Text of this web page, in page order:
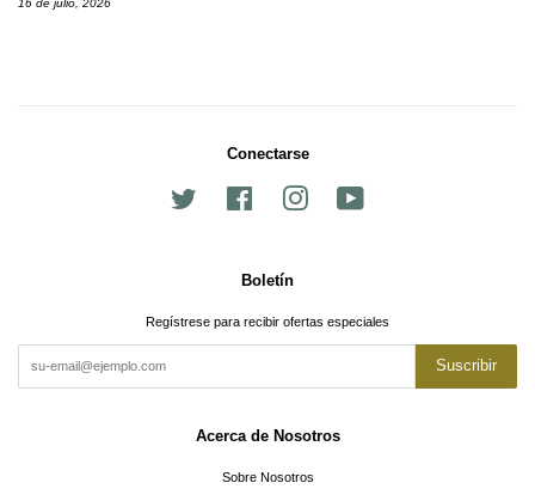
16 de julio, 2026
Conectarse
Facebook Instagram
Boletín
Regístrese para recibir ofertas especiales
Suscribir
Acerca de Nosotros
Sobre Nosotros